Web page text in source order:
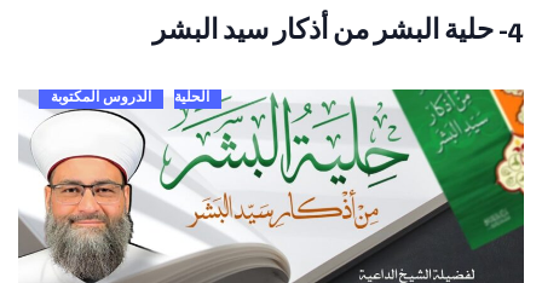
4- حلية البشر من أذكار سيد البشر
الحلية الدروس المكتوبة